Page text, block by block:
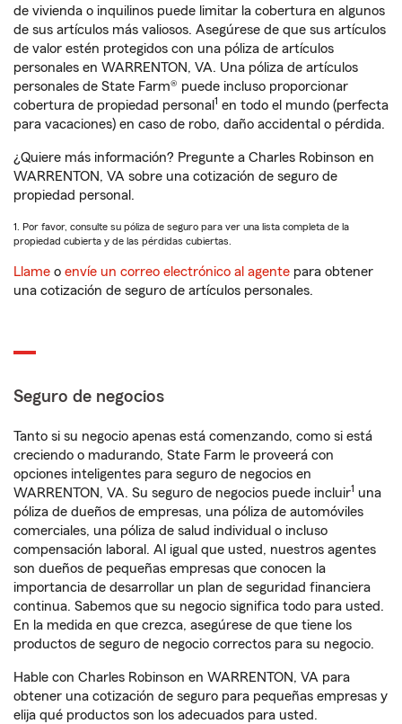
de vivienda o inquilinos puede limitar la cobertura en algunos
de sus artículos más valiosos. Asegúrese de que sus artículos
de valor estén protegidos con una póliza de artículos
personales en WARRENTON, VA. Una póliza de artículos
personales de State Farm® puede incluso proporcionar
cobertura de propiedad personal 1 en todo el mundo (perfecta
para vacaciones) en caso de robo, daño accidental o pérdida.
¿Quiere más información? Pregunte a Charles Robinson en
WARRENTON, VA sobre una cotización de seguro de
propiedad personal.
1. Por favor, consulte su póliza de seguro para ver una lista completa de la
propiedad cubierta y de las pérdidas cubiertas.
Llame o envíe un correo electrónico al agente para obtener
una cotización de seguro de artículos personales.
Seguro de negocios
Tanto si su negocio apenas está comenzando, como si está
creciendo o madurando, State Farm le proveerá con
opciones inteligentes para seguro de negocios en
WARRENTON, VA. Su seguro de negocios puede incluir1 una
póliza de dueños de empresas, una póliza de automóviles
comerciales, una póliza de salud individual o incluso
compensación laboral. Al igual que usted, nuestros agentes
son dueños de pequeñas empresas que conocen la
importancia de desarrollar un plan de seguridad financiera
continua. Sabemos que su negocio significa todo para usted.
En la medida en que crezca, asegúrese de que tiene los
productos de seguro de negocio correctos para su negocio.
Hable con Charles Robinson en WARRENTON, VA para
obtener una cotización de seguro para pequeñas empresas y
elija qué productos son los adecuados para usted.